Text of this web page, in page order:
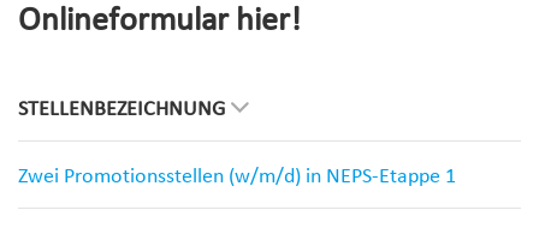
Onlineformular hier!
STELLENBEZEICHNUNG
Zwei Promotionsstellen (w/m/d) in NEPS-Etappe 1